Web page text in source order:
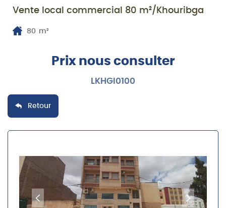
Vente local commercial 80 m²/Khouribga
80 m²
Prix nous consulter
LKHGI0100
Retour